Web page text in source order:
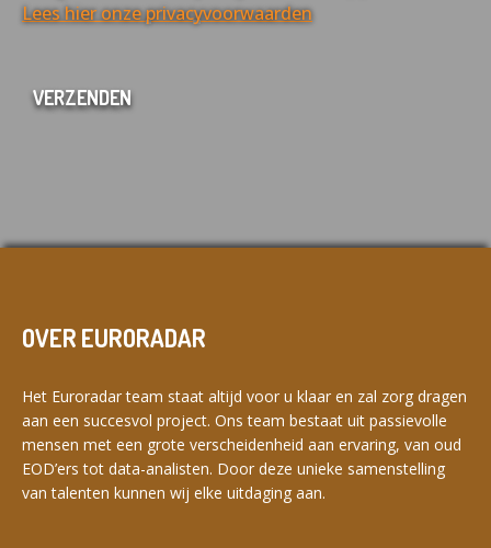
Lees hier onze privacyvoorwaarden
OVER EURORADAR
Het Euroradar team staat altijd voor u klaar en zal zorg dragen
aan een succesvol project. Ons team bestaat uit passievolle
mensen met een grote verscheidenheid aan ervaring, van oud
EOD’ers tot data-analisten. Door deze unieke samenstelling
van talenten kunnen wij elke uitdaging aan.